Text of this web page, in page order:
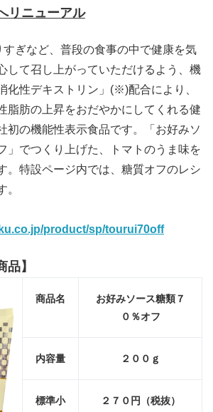
リニューアル
すぎなど、普段の食事の中で健康を気
して召し上がっていただけるよう、機
化性デキストリン」(※)配合により、
脂肪の上昇をおだやかにしてくれる健
初の機能性表示食品です。「お好みソ
」でつくり上げた、トマトのうま味を
。特設ページ内では、糖質オフのレシ
。
product/sp/tourui70off
品】
商品名 お好みソース糖類７
０％オフ
内容量 ２００ｇ
標準小
２７０円（税抜）